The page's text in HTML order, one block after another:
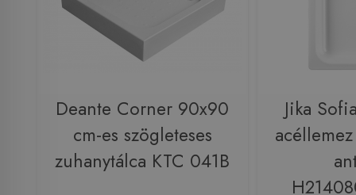
Deante Corner 90x90
cm-es szögleteses
zuhanytálca KTC 041B
Jika